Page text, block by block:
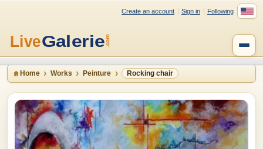
Create an account Sign in Following
Home Works Peinture Rocking chair